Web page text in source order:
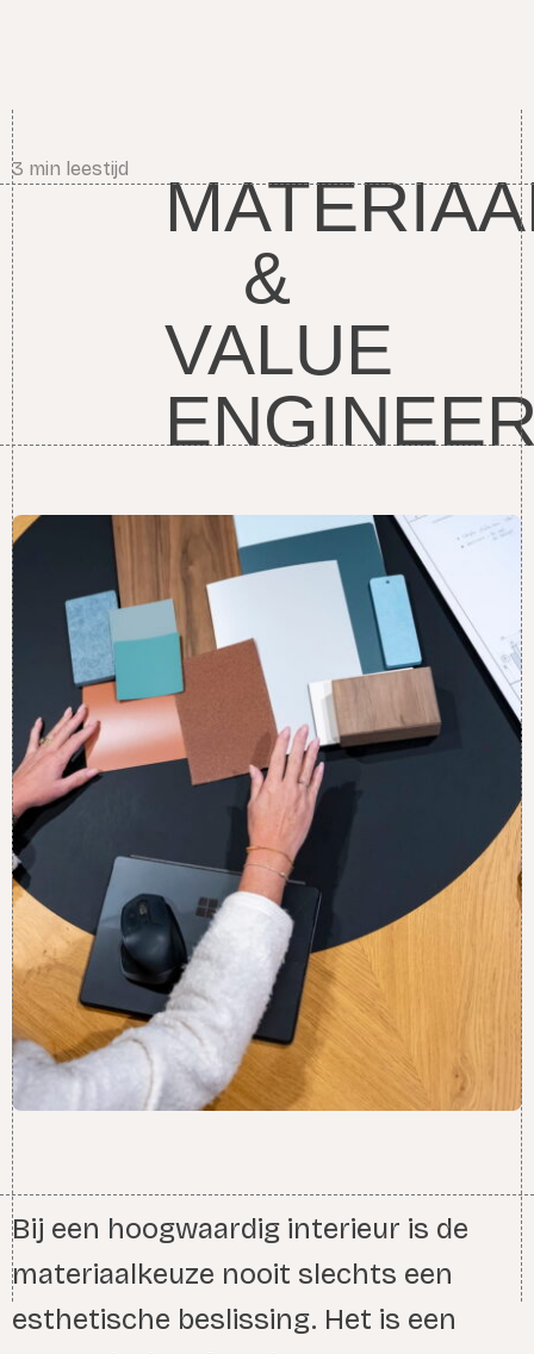
3 min leestijd
&
VALUE
Bij een hoogwaardig interieur is de
materiaalkeuze nooit slechts een
esthetische beslissing. Het is een